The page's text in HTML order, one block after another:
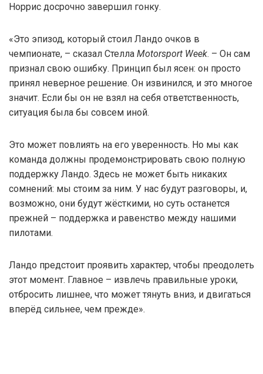
Норрис досрочно завершил гонку.
«Это эпизод, который стоил Ландо очков в
чемпионате, – сказал Стелла Motorsport Week. – Он сам
признал свою ошибку. Принцип был ясен: он просто
принял неверное решение. Он извинился, и это многое
значит. Если бы он не взял на себя ответственность,
ситуация была бы совсем иной.
Это может повлиять на его уверенность. Но мы как
команда должны продемонстрировать свою полную
поддержку Ландо. Здесь не может быть никаких
сомнений: мы стоим за ним. У нас будут разговоры, и,
возможно, они будут жёсткими, но суть останется
прежней – поддержка и равенство между нашими
пилотами.
Ландо предстоит проявить характер, чтобы преодолеть
этот момент. Главное – извлечь правильные уроки,
отбросить лишнее, что может тянуть вниз, и двигаться
вперёд сильнее, чем прежде».